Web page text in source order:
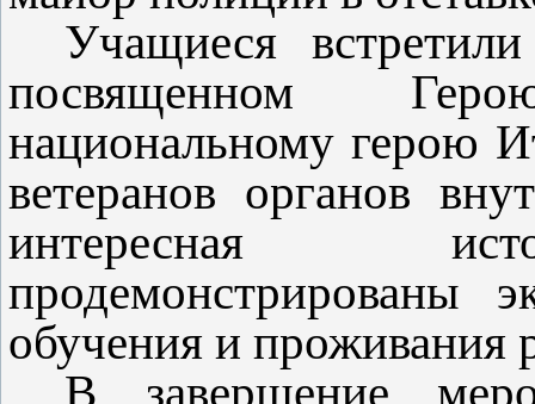
Учащиеся
посвященном
национальному герою
ветеранов органов
интересная
продемонстрированы
обучения и проживания
В завершение